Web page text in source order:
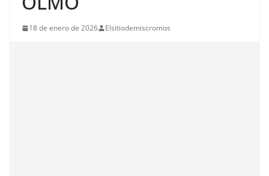
18 de enero de 2026 Elsitiodemiscromos